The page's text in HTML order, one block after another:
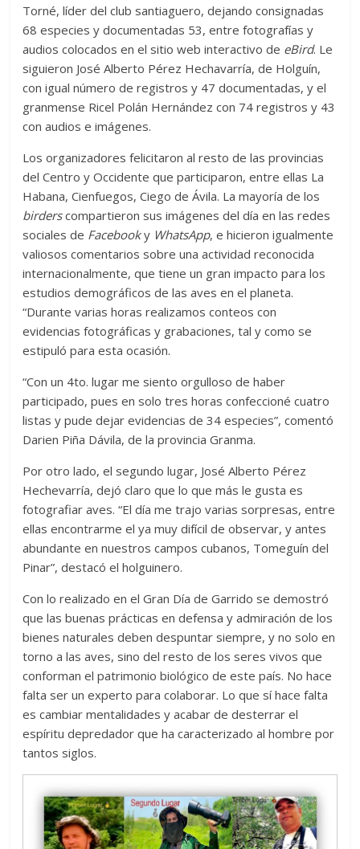
Torné, líder del club santiaguero, dejando consignadas
68 especies y documentadas 53, entre fotografías y
audios colocados en el sitio web interactivo de eBird. Le
siguieron José Alberto Pérez Hechavarría, de Holguín,
con igual número de registros y 47 documentadas, y el
granmense Ricel Polán Hernández con 74 registros y 43
con audios e imágenes.
Los organizadores felicitaron al resto de las provincias
del Centro y Occidente que participaron, entre ellas La
Habana, Cienfuegos, Ciego de Ávila. La mayoría de los
birderscompartieron sus imágenes del día en las redes
sociales de Facebooky WhatsApp, e hicieron igualmente
valiosos comentarios sobre una actividad reconocida
internacionalmente, que tiene un gran impacto para los
estudios demográficos de las aves en el planeta.
“Durante varias horas realizamos conteos con
evidencias fotográficas y grabaciones, tal y como se
estipuló para esta ocasión.
“Con un 4to. lugar me siento orgulloso de haber
participado, pues en solo tres horas confeccioné cuatro
listas y pude dejar evidencias de 34 especies”, comentó
Darien Piña Dávila, de la provincia Granma.
Por otro lado, el segundo lugar, José Alberto Pérez
Hechevarría, dejó claro que lo que más le gusta es
fotografiar aves. “El día me trajo varias sorpresas, entre
ellas encontrarme el ya muy difícil de observar, y antes
abundante en nuestros campos cubanos, Tomeguín del
Pinar”, destacó el holguinero.
Con lo realizado en el Gran Día de Garrido se demostró
que las buenas prácticas en defensa y admiración de los
bienes naturales deben despuntar siempre, y no solo en
torno a las aves, sino del resto de los seres vivos que
conforman el patrimonio biológico de este país. No hace
falta ser un experto para colaborar. Lo que sí hace falta
es cambiar mentalidades y acabar de desterrar el
espíritu depredador que ha caracterizado al hombre por
tantos siglos.